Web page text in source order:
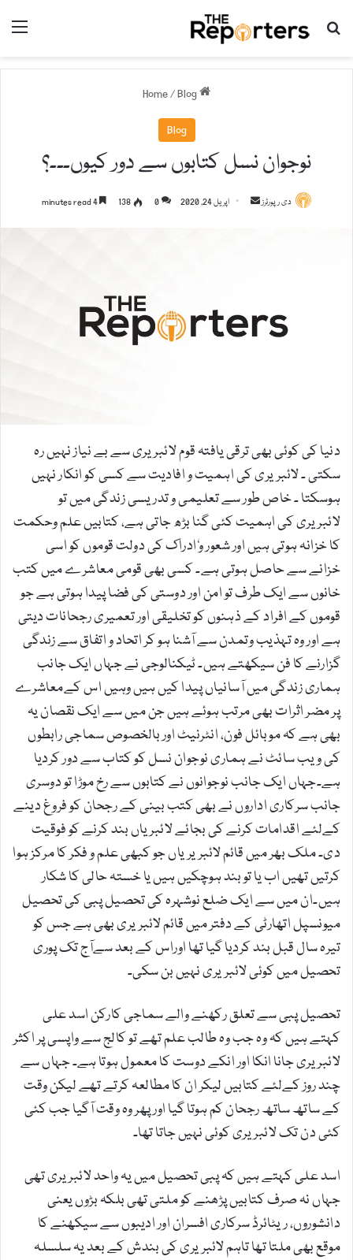
Search for
/Blog
Blog
نوجوان نسل کتابوں سے دور کیوں۔۔۔؟
دی رپورٹرز
e
m
اپریل 24, 2020 0
138
دنیا کی کوئی بھی ترقی یافتہ قوم لائبریری سے بے نیاز نہیں رہ
سکتی ۔ لائبریری کی اہمیت و افادیت سے کسی کو انکار نہیں
ہوسکتا ۔ خاص طور سے تعلیمی و تدریسی زندگی میں تو
لائبریری کی اہمیت کئی گنا بڑھ جاتی ہے، کتابیں علم وحکمت
کا خزانہ ہوتی ہیں اور شعور وٗ ادراک کی دولت قوموں کو اسی
خزانے سے حاصل ہوتی ہے۔ کسی بھی قومی معاشرے میں کتب
خانوں سے ایک طرف تو امن اور دوستی کی فضا پیدا ہوتی ہے جو
قوموں کے افراد کے ذہنوں کو تخلیقی اور تعمیری رجحانات دیتی
ہے اور وہ تہذیب وتمدن سے آشنا ہو کر اتحاد و اتفاق سے زندگی
گزارنے کا فن سیکھتے ہیں۔ ٹیکنالوجی نے جہاں ایک جانب
ہماری زندگی میں آسانیاں پیدا کیں ہیں وہیں اس کےمعاشرے
پر مضر اثرات بھی مرتب ہوئے ہیں جن میں سے ایک نقصان یہ
بھی ہے کہ موبائل فون، انٹرنیٹ اور بالخصوص سماجی رابطوں
کی ویب سائٹ نے ہماری نوجوان نسل کو کتاب سے دور کردیا
ہے۔جہاں ایک جانب نوجوانوں نے کتابوں سے رخ موڑا تو دوسری
جانب سرکاری اداروں نے بھی کتب بینی کے رجحان کو فروغ دینے
کےلئے اقدامات کرنے کی بجائے لائبریاں بند کرنے کو فوقیت
دی۔ ملک بھر میں قائم لائبریریاں جو کبھی علم و فکر کا مرکز ہوا
کرتیں تھیں اب یا تو بند ہوچکیں ہیں یا خستہ حالی کا شکار
ہیں۔ان میں سے ایک ضلع نوشہرہ کی تحصیل پبی کی تحصیل
میونسپل اتھارٹی کے دفتر میں قائم لائبریری بھی ہے جس کو
تیرہ سال قبل بند کردیا گیا تھا اوراس کے بعد سےآج تک پوری
تحصیل میں کوئی لائبریری نہیں بن سکی۔
تحصیل پبی سے تعلق رکھنے والے سماجی کارکن اسد علی
کہتے ہیں کہ وہ جب وہ طالب علم تھے تو کالج سے واپسی پر اکثر
لائبریری جانا انکا اور انکے دوست کا معمول ہوتا ہے۔ جہاں سے
چند روز کےلئے کتابیں لیکر ان کا مطالعہ کرتے تھے لیکن وقت
کے ساتھ ساتھ رجحان کم ہوتا گیا اور پھر وہ وقت آگیا جب کئی
کئی دن تک لائبریری کوئی نہیں جاتا تھا۔
اسد علی کہتے ہیں کہ پبی تحصیل میں یہ واحد لائبریری تھی
جہاں نہ صرف کتابیں پڑھنے کو ملتی تھی بلکہ بڑوں یعنی
دانشوروں، ریٹائرڈ سرکاری افسران اور ادیبوں سے سیکھنے کا
موقع بھی ملتا تھا تاہم لائبریری کی بندش کے بعد یہ سلسلہ